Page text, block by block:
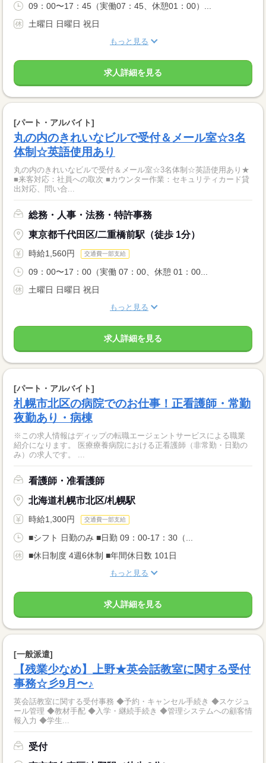
09：00〜17：45（実働07：45、休憩01：00）...
土曜日 日曜日 祝日
もっと見る
求人詳細を見る
[パート・アルバイト]
丸の内のきれいなビルで受付＆メール室☆3名
体制☆英語使用あり
丸の内のきれいなビルで受付＆メール室☆3名体制☆英語使用あり★
■来客対応：社員への取次 ■カウンター作業：セキュリティカード貸
出対応、問い合...
総務・人事・法務・特許事務
東京都千代田区/二重橋前駅（徒歩 1分）
時給1,560円 交通費一部支給
09：00〜17：00（実働 07：00、休憩 01：00...
土曜日 日曜日 祝日
もっと見る
求人詳細を見る
[パート・アルバイト]
札幌市北区の病院でのお仕事！正看護師・常勤
夜勤あり・病棟
※この求人情報はディップの転職エージェントサービスによる職業
紹介になります。 医療療養病院における正看護師（非常勤・日勤の
看護師・准看護師
北海道札幌市北区/札幌駅
時給1,300円 交通費一部支給
■シフト 日勤のみ ■日勤 09：00-17：30（...
■休日制度 4週6休制 ■年間休日数 101日
もっと見る
求人詳細を見る
[一般派遣]
【残業少なめ】上野★英会話教室に関する受付
事務☆彡9月〜♪
英会話教室に関する受付事務 ◆予約・キャンセル手続き ◆スケジュ
ール管理 ◆教材手配 ◆入学・継続手続き ◆管理システムへの顧客情
報入力 ◆学生...
受付